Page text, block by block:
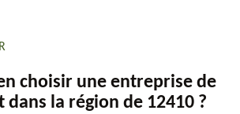
choisir une entreprise de
la région de 12410 ?